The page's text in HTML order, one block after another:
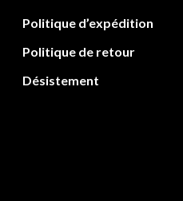
Politique d’expédition
Politique de retour
Désistement